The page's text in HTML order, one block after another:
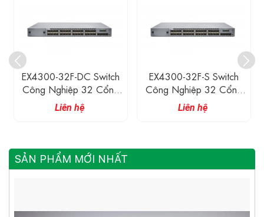
EX4300-32F-DC Switch
Công Nghiệp 32 Cổng
1G SFP, 4 Cổng 10G
SFP+, 2 Cổng 40G
Liên hệ
EX4300-32F-S Switch
Công Nghiệp 32 Cổng
1G SFP, 4 Cổng 10G
SFP+, 2 Cổng 40G
Liên hệ
SẢN PHẨM MỚI NHẤT